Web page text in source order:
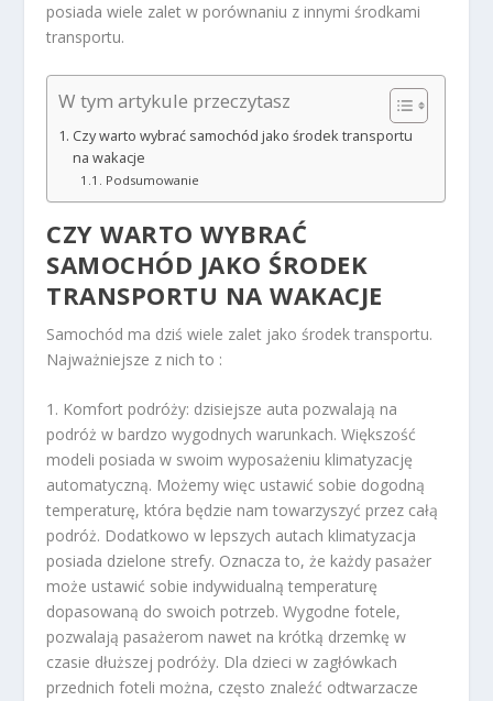
posiada wiele zalet w porównaniu z innymi środkami
transportu.
W tym artykule przeczytasz
Czy warto wybrać samochód jako środek transportu
na wakacje
Podsumowanie
CZY WARTO WYBRAĆ
SAMOCHÓD JAKO ŚRODEK
TRANSPORTU NA WAKACJE
Samochód ma dziś wiele zalet jako środek transportu.
Najważniejsze z nich to :
1. Komfort podróży: dzisiejsze auta pozwalają na
podróż w bardzo wygodnych warunkach. Większość
modeli posiada w swoim wyposażeniu klimatyzację
automatyczną. Możemy więc ustawić sobie dogodną
temperaturę, która będzie nam towarzyszyć przez całą
podróż. Dodatkowo w lepszych autach klimatyzacja
posiada dzielone strefy. Oznacza to, że każdy pasażer
może ustawić sobie indywidualną temperaturę
dopasowaną do swoich potrzeb. Wygodne fotele,
pozwalają pasażerom nawet na krótką drzemkę w
czasie dłuższej podróży. Dla dzieci w zagłówkach
przednich foteli można, często znaleźć odtwarzacze